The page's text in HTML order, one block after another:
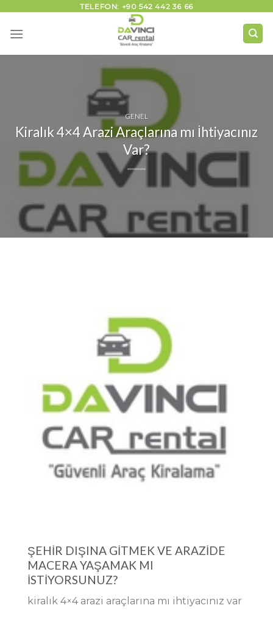
TELEFON: +90 542 442 36 66
GENEL
Kiralık 4×4 Arazi Araçlarına mı İhtiyacınız
Var?
ŞEHİR DIŞINA GİTMEK VE ARAZİDE
MACERA YAŞAMAK MI
İSTİYORSUNUZ?
kiralık 4×4 arazi araçlarına mı ihtiyacınız var